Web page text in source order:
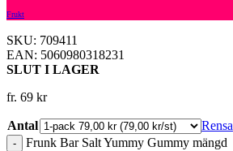
Frukt
SKU: 709411
EAN: 5060980318231
SLUT I LAGER
fr. 69 kr
Antal
Rensa
Frunk Bar Salt Yummy Gummy mängd